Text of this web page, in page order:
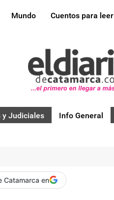
Mundo Cuentos para leer
y Judiciales Info General
Catamarca en